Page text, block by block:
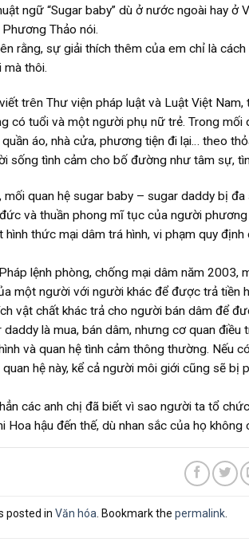
ngữ “Sugar baby” dù ở nước ngoài hay
Thảo nói.
rằng, sự giải thích thêm của em chỉ là
mà thôi.
trên Thư viện pháp luật và Luật Việt
có tuổi và một người phụ nữ trẻ. Trong mối
áo, nhà cửa, phương tiện đi lại… theo
sống tình cảm cho bố đường như tâm sự,
mối quan hệ sugar baby – sugar daddy bị
và thuần phong mĩ tục của người
hình thức mại dâm trá hình, vi phạm quy
lệnh phòng, chống mại dâm năm 2003,
một người với người khác để được trả tiền
vật chất khác trả cho người bán dâm để
là mua, bán dâm, nhưng cơ quan
và quan hệ tình cảm thông thường. Nếu
hệ này, kể cả người môi giới cũng sẽ
các anh chị đã biết vì sao người ta tổ
Hoa hậu đến thế, dù nhan sắc của họ không
posted in Văn hóa. Bookmark the permalink.